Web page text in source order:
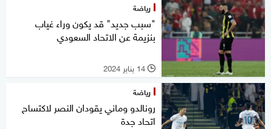
رياضة
"سبب جديد" قد يكون وراء غياب
بنزيمة عن الاتحاد السعودي
l 14 يناير 2024
رياضة
رونالدو وماني يقودان النصر لاكتساح
اتحاد جدة